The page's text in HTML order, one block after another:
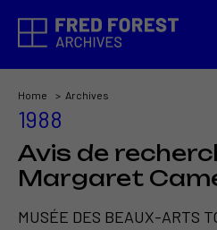
Home Archives
1988
Avis de
Margaret
MUSÉE DES BEAUX-ARTS